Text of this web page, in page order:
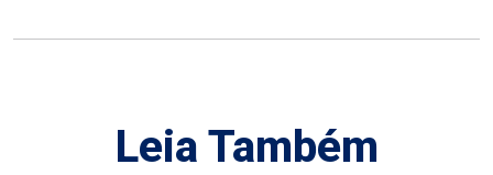
Leia Também